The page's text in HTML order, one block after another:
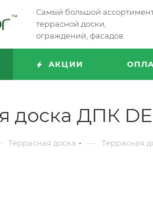
Самый большой
террасной доски,
ограждений, фасадов
АКЦИИ
доска ДПК
Террасная доска — Террасная